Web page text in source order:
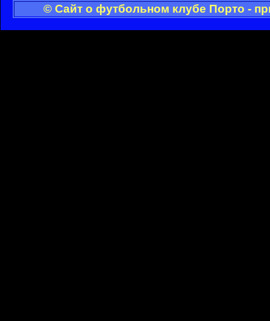
© Сайт о футбольном клубе Порто -